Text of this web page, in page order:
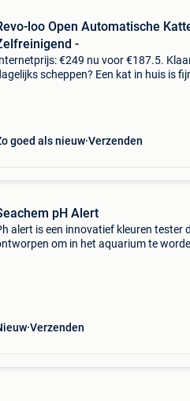
loo Open Automatische
-
€249 nu voor €187.5.
scheppen? Een kat in huis is
goed als nieuw Verzenden
pH Alert
alert is een innovatief kleuren tester
om in het aquarium te
Verzenden